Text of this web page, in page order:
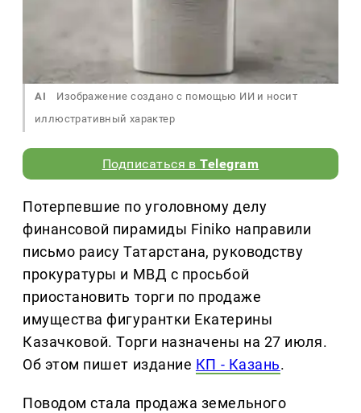
AI
Изображение создано с помощью ИИ и носит
иллюстративный характер
Подписаться вTelegram
Потерпевшие по уголовному делу
финансовой пирамиды Finiko направили
письмо раису Татарстана, руководству
прокуратуры и МВД с просьбой
приостановить торги по продаже
имущества фигурантки Екатерины
Казачковой. Торги назначены на 27 июля.
Об этом пишет издание КП - Казань.
Поводом стала продажа земельного